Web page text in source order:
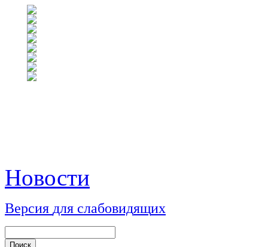
Новости
Версия для слабовидящих